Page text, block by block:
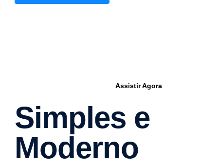
Assistir Agora
Simples e
Moderno